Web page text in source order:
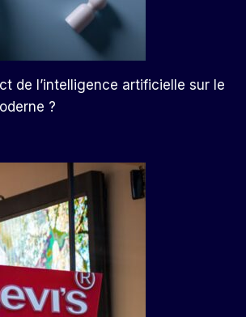
de l’intelligence artificielle sur le
?